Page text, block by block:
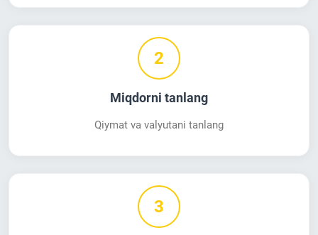
2
Miqdorni tanlang
Qiymat va valyutani tanlang
3